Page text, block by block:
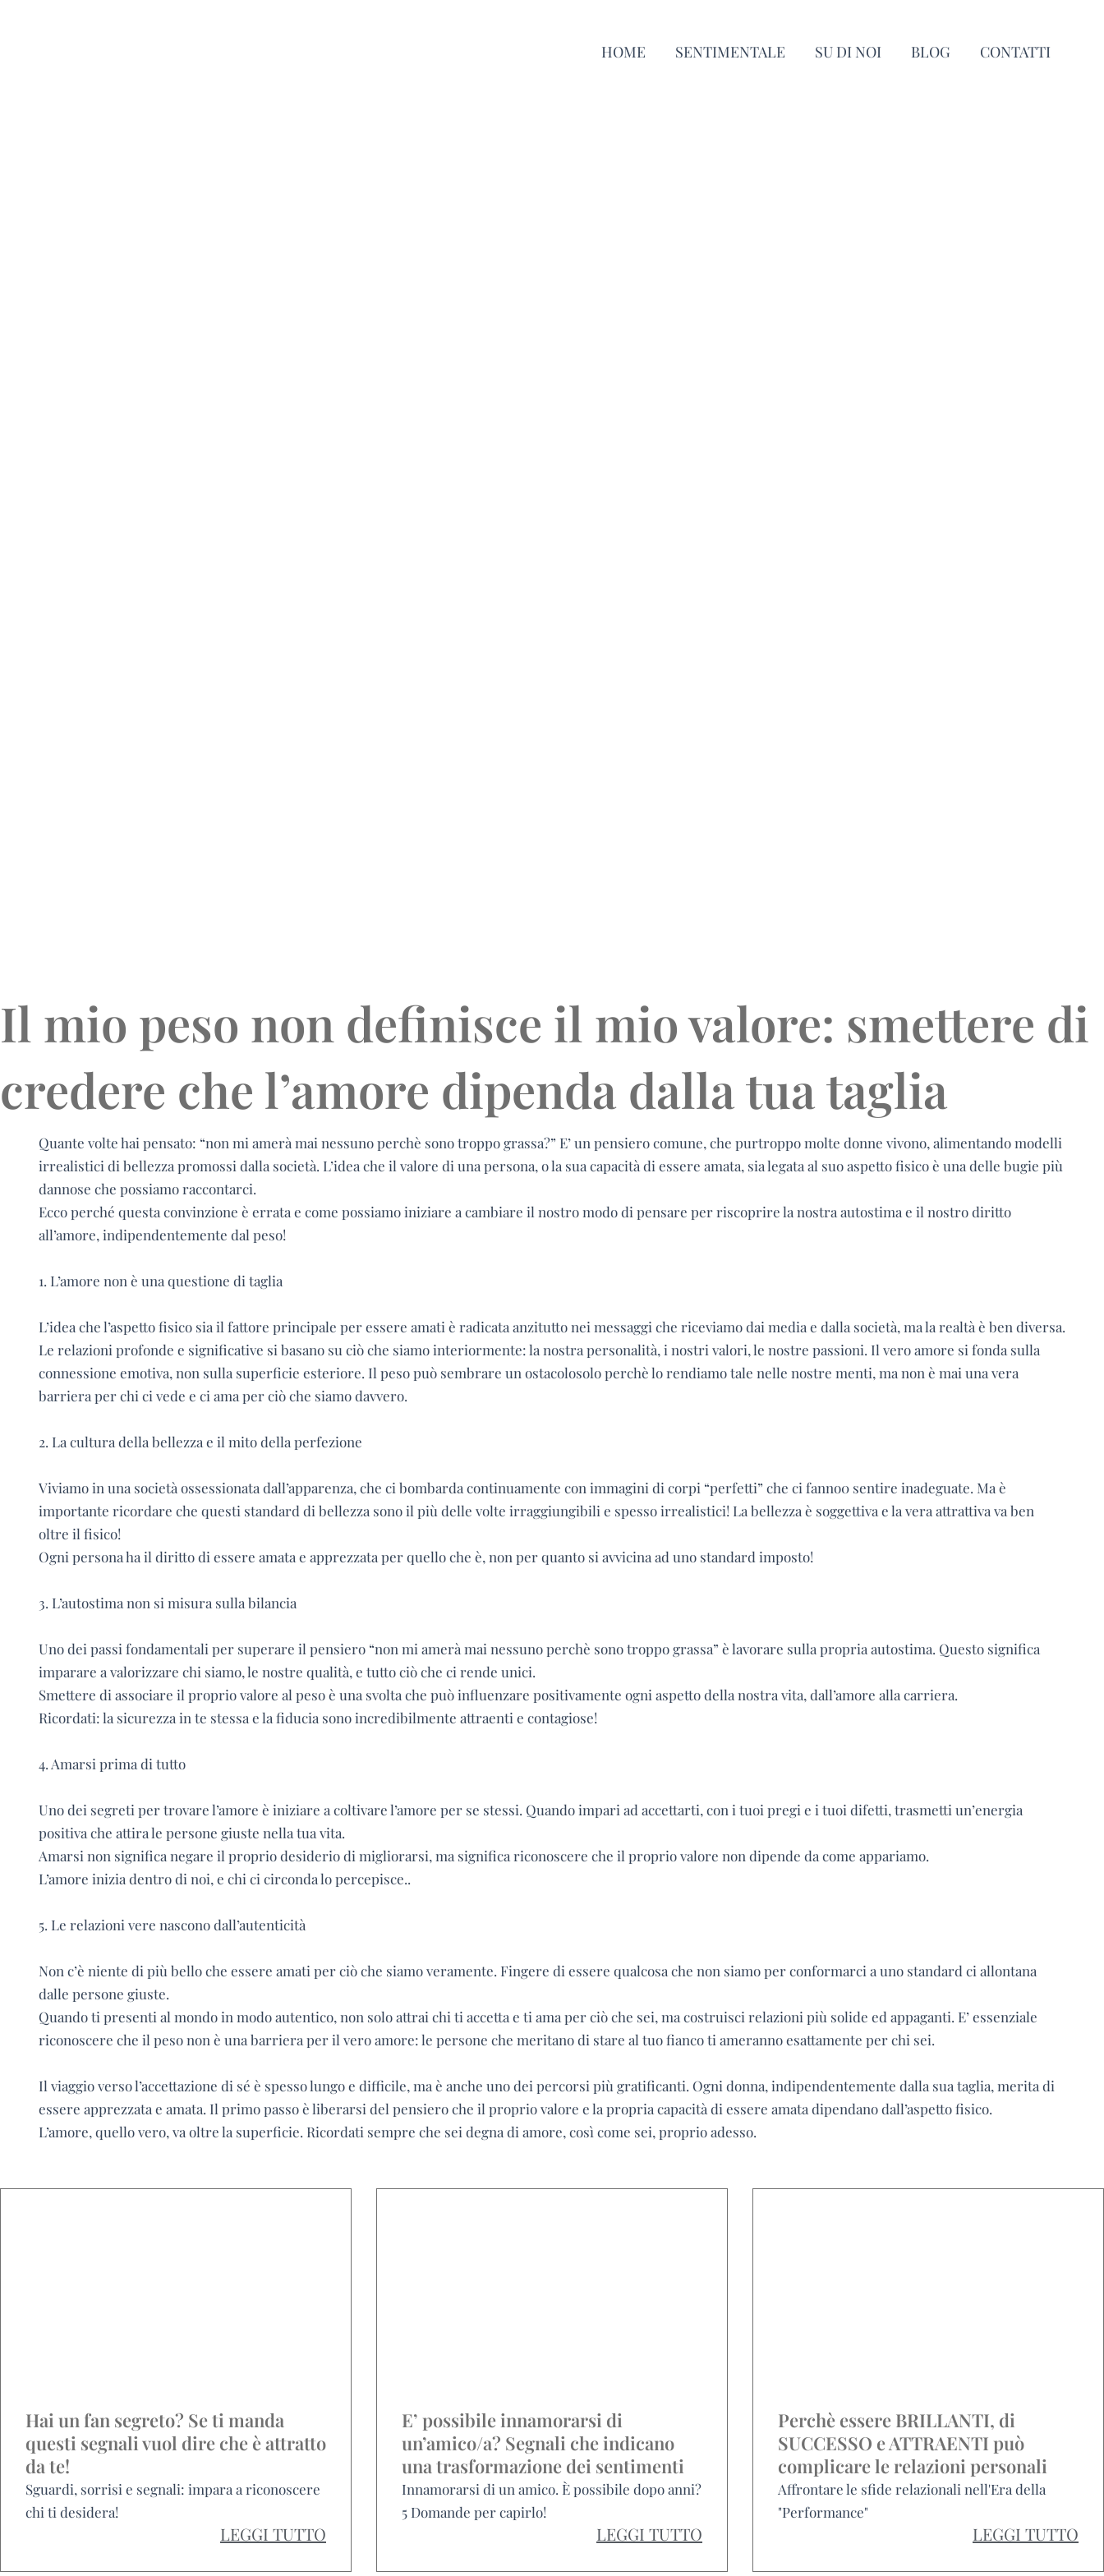
HOME SENTIMENTALE SU DI NOI BLOG CONTATTI
Il mio peso non definisce il mio valore: smettere di
credere che l’amore dipenda dalla tua taglia
Quante volte hai pensato: “non mi amerà mai nessuno perchè sono troppo grassa?” E’ un pensiero comune, che purtroppo molte donne vivono, alimentando modelli
irrealistici di bellezza promossi dalla società. L’idea che il valore di una persona, o la sua capacità di essere amata, sia legata al suo aspetto fisico è una delle bugie più
dannose che possiamo raccontarci.
Ecco perché questa convinzione è errata e come possiamo iniziare a cambiare il nostro modo di pensare per riscoprire la nostra autostima e il nostro diritto
all’amore, indipendentemente dal peso!
1. L’amore non è una questione di taglia
L’idea che l’aspetto fisico sia il fattore principale per essere amati è radicata anzitutto nei messaggi che riceviamo dai media e dalla società, ma la realtà è ben diversa.
Le relazioni profonde e significative si basano su ciò che siamo interiormente: la nostra personalità, i nostri valori, le nostre passioni. Il vero amore si fonda sulla
connessione emotiva, non sulla superficie esteriore. Il peso può sembrare un ostacolosolo perchè lo rendiamo tale nelle nostre menti, ma non è mai una vera
barriera per chi ci vede e ci ama per ciò che siamo davvero.
2. La cultura della bellezza e il mito della perfezione
Viviamo in una società ossessionata dall’apparenza, che ci bombarda continuamente con immagini di corpi “perfetti” che ci fanno0 sentire inadeguate. Ma è
importante ricordare che questi standard di bellezza sono il più delle volte irraggiungibili e spesso irrealistici! La bellezza è soggettiva e la vera attrattiva va ben
oltre il fisico!
Ogni persona ha il diritto di essere amata e apprezzata per quello che è, non per quanto si avvicina ad uno standard imposto!
3. L’autostima non si misura sulla bilancia
Uno dei passi fondamentali per superare il pensiero “non mi amerà mai nessuno perchè sono troppo grassa” è lavorare sulla propria autostima. Questo significa
imparare a valorizzare chi siamo, le nostre qualità, e tutto ciò che ci rende unici.
Smettere di associare il proprio valore al peso è una svolta che può influenzare positivamente ogni aspetto della nostra vita, dall’amore alla carriera.
Ricordati: la sicurezza in te stessa e la fiducia sono incredibilmente attraenti e contagiose!
4. Amarsi prima di tutto
Uno dei segreti per trovare l’amore è iniziare a coltivare l’amore per se stessi. Quando impari ad accettarti, con i tuoi pregi e i tuoi difetti, trasmetti un’energia
positiva che attira le persone giuste nella tua vita.
Amarsi non significa negare il proprio desiderio di migliorarsi, ma significa riconoscere che il proprio valore non dipende da come appariamo.
L’amore inizia dentro di noi, e chi ci circonda lo percepisce..
5. Le relazioni vere nascono dall’autenticità
Non c’è niente di più bello che essere amati per ciò che siamo veramente. Fingere di essere qualcosa che non siamo per conformarci a uno standard ci allontana
dalle persone giuste.
Quando ti presenti al mondo in modo autentico, non solo attrai chi ti accetta e ti ama per ciò che sei, ma costruisci relazioni più solide ed appaganti. E’ essenziale
riconoscere che il peso non è una barriera per il vero amore: le persone che meritano di stare al tuo fianco ti ameranno esattamente per chi sei.
Il viaggio verso l’accettazione di sé è spesso lungo e difficile, ma è anche uno dei percorsi più gratificanti. Ogni donna, indipendentemente dalla sua taglia, merita di
essere apprezzata e amata. Il primo passo è liberarsi del pensiero che il proprio valore e la propria capacità di essere amata dipendano dall’aspetto fisico.
L’amore, quello vero, va oltre la superficie. Ricordati sempre che sei degna di amore, così come sei, proprio adesso.
Hai un fan segreto? Se ti manda
questi segnali vuol dire che è attratto
da te!
Sguardi, sorrisi e segnali: impara a riconoscere
chi ti desidera!
LEGGI TUTTO
E’ possibile innamorarsi di
un’amico/a? Segnali che indicano
una trasformazione dei sentimenti
Innamorarsi di un amico. È possibile dopo anni?
5 Domande per capirlo!
LEGGI TUTTO
Perchè essere BRILLANTI, di
SUCCESSO e ATTRAENTI può
complicare le relazioni personali
Affrontare le sfide relazionali nell'Era della
"Performance"
LEGGI TUTTO